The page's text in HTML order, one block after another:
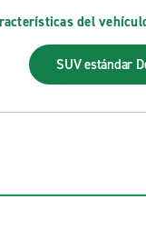
del
SUV estándar